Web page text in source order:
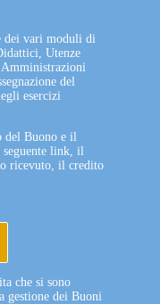
dei vari moduli di
Utenze
del
esercizi
del Buono e il
seguente link, il
ricevuto, il credito
che si sono
gestione dei Buoni